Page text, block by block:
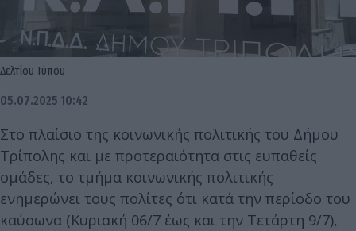
Δελτίου Τύπου
05.07.2025 10:42
Στο πλαίσιο της κοινωνικής πολιτικής του Δήμου
Τρίπολης και με προτεραιότητα στις ευπαθείς
ομάδες, το τμήμα κοινωνικής πολιτικής
ενημερώνει τους πολίτες ότι κατά την περίοδο του
καύσωνα (Κυριακή 06/7 έως και την Τετάρτη 9/7),